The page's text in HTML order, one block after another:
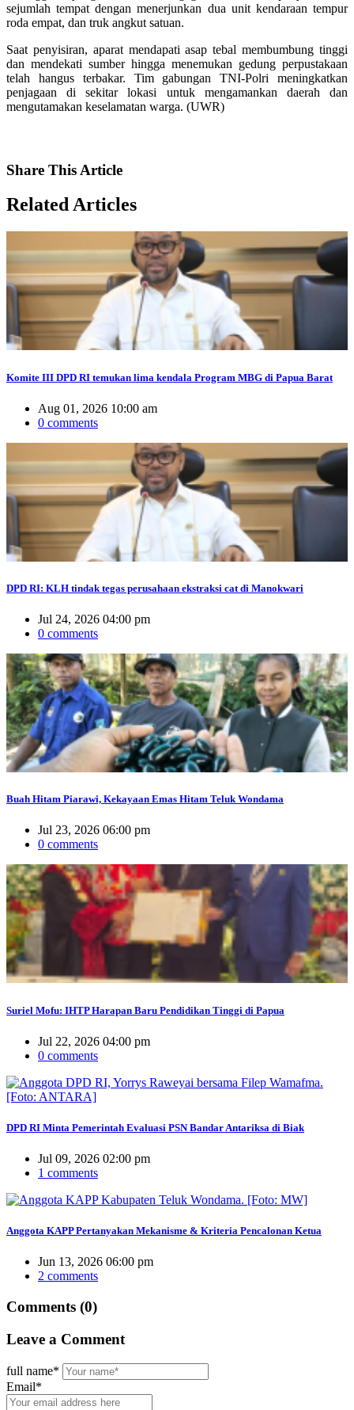
sejumlah tempat dengan menerjunkan dua unit kendaraan tempur
roda empat, dan truk angkut satuan.
Saat penyisiran, aparat mendapati asap tebal membumbung tinggi
dan mendekati sumber hingga menemukan gedung perpustakaan
telah hangus terbakar. Tim gabungan TNI-Polri meningkatkan
penjagaan di sekitar lokasi untuk mengamankan daerah dan
mengutamakan keselamatan warga. (UWR)
Share This Article
RelatedArticles
Komite III DPD RI temukan lima kendala Program MBG di Papua Barat
Aug 01, 2026 10:00 am
0 comments
DPD RI: KLH tindak tegas perusahaan ekstraksi cat di Manokwari
Jul 24, 2026 04:00 pm
0 comments
Buah Hitam Piarawi, Kekayaan Emas Hitam Teluk Wondama
Jul 23, 2026 06:00 pm
0 comments
Suriel Mofu: IHTP Harapan Baru Pendidikan Tinggi di Papua
Jul 22, 2026 04:00 pm
0 comments
DPD RI Minta Pemerintah Evaluasi PSN Bandar Antariksa di Biak
Jul 09, 2026 02:00 pm
1 comments
Anggota KAPP Pertanyakan Mekanisme & Kriteria Pencalonan Ketua
Jun 13, 2026 06:00 pm
2 comments
Comments (0)
Leave a Comment
full name*
Email*